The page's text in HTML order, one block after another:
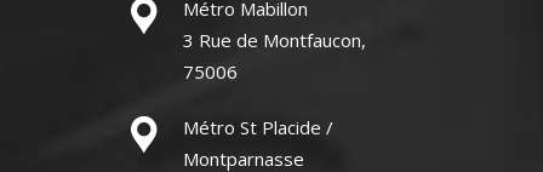
Métro Mabillon
3 Rue de Montfaucon,
75006
Métro St Placide /
Montparnasse